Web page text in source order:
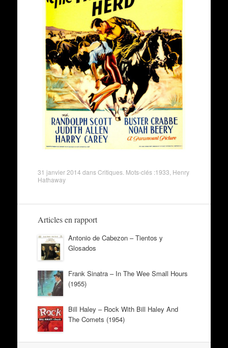
31 janvier 2014 dansCritiques. Mots-clés :1933 Henry
Hathaway
Articles en rapport
Antonio de Cabezon – Tientos y
Glosados
Frank Sinatra – In The Wee Small Hours
(1955)
Bill Haley – Rock With Bill Haley And
The Comets (1954)